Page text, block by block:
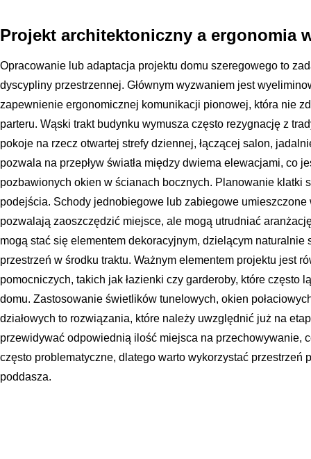
Projekt architektoniczny a ergonomia
Opracowanie lub adaptacja projektu domu szeregowego to
dyscypliny przestrzennej. Głównym wyzwaniem jest
zapewnienie ergonomicznej komunikacji pionowej, która nie
parteru. Wąski trakt budynku wymusza często rezygnację z
pokoje na rzecz otwartej strefy dziennej, łączącej salon,
pozwala na przepływ światła między dwiema elewacjami, co
pozbawionych okien w ścianach bocznych. Planowanie klatki
podejścia. Schody jednobiegowe lub zabiegowe umieszczone
pozwalają zaoszczędzić miejsce, ale mogą utrudniać
mogą stać się elementem dekoracyjnym, dzielącym
przestrzeń w środku traktu. Ważnym elementem projektu jest
pomocniczych, takich jak łazienki czy garderoby, które często
domu. Zastosowanie świetlików tunelowych, okien
działowych to rozwiązania, które należy uwzględnić już na
przewidywać odpowiednią ilość miejsca na przechowywanie,
często problematyczne, dlatego warto wykorzystać przestrzeń
poddasza.